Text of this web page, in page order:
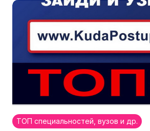
ТОП специальностей, вузов и др.